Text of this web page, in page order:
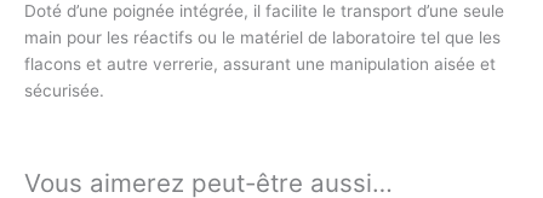
Doté d’une poignée intégrée, il facilite le transport d’une seule
main pour les réactifs ou le matériel de laboratoire tel que les
flacons et autre verrerie, assurant une manipulation aisée et
sécurisée.
Vous aimerez peut-être aussi…